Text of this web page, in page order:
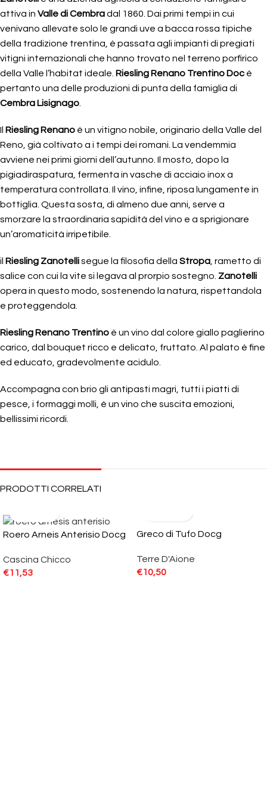
attiva in Valle di Cembradal 1860. Dai primi tempi in cui
venivano allevate solo le grandi uve a bacca rossa tipiche
della tradizione trentina, è passata agli impianti di pregiati
vitigni internazionali che hanno trovato nel terreno porfirico
della Valle l’habitat ideale. Riesling Renano Trentino Doc è
pertanto una delle produzioni di punta della famiglia di
Cembra Lisignago
Il Riesling Renano è un vitigno nobile, originario della Valle del
Reno, già coltivato a i tempi dei romani. La vendemmia
avviene nei primi giorni dell’autunno. Il mosto, dopo la
pigiadiraspatura, fermenta in vasche di acciaio inox a
temperatura controllata. Il vino, infine, riposa lungamente in
bottiglia. Questa sosta, di almeno due anni, serve a
smorzare la straordinaria sapidità del vino e a sprigionare
un’aromaticità irripetibile.
il Riesling Zanotellisegue la filosofia della Stropa , rametto di
salice con cui la vite si legava al prorpio sostegno. Zanotelli
opera in questo modo, sostenendo la natura, rispettandola
e proteggendola.
Riesling Renano Trentino è un vino dal colore giallo paglierino
carico, dal bouquet ricco e delicato, fruttato. Al palato è fine
ed educato, gradevolmente acidulo.
Accompagna con brio gli antipasti magri, tutti i piatti di
pesce, i formaggi molli, è un vino che suscita emozioni,
bellissimi ricordi.
PRODOTTI CORRELATI
Roero Arneis Anterisio Docg
Cascina Chicco
€11,53
Greco di Tufo Docg
Terre D'Aione
€10,50